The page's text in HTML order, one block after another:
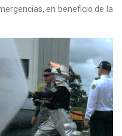
en beneficio de la